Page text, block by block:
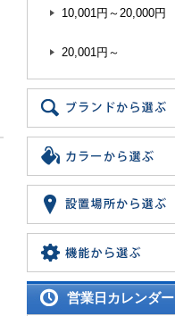
10,001円～20,000円
20,001円～
営業日カレンダー